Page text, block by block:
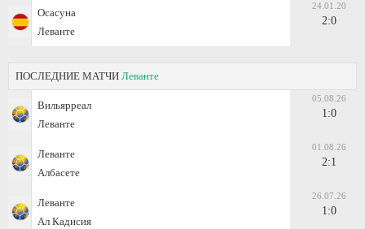
Осасуна
Леванте
24.01.20
2:0
ПОСЛЕДНИЕ МАТЧИ Леванте
Вильярреал
Леванте
05.08.26
1:0
Леванте
Албасете
01.08.26
2:1
Леванте
Ал Кадисия
26.07.26
1:0